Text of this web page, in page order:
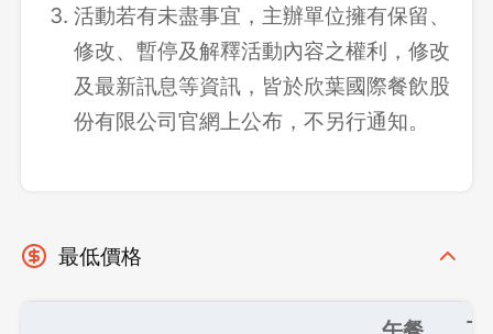
活動若有未盡事宜，主辦單位擁有保留、
修改、暫停及解釋活動內容之權利，修改
及最新訊息等資訊，皆於欣葉國際餐飲股
份有限公司官網上公布，不另行通知。
最低價格